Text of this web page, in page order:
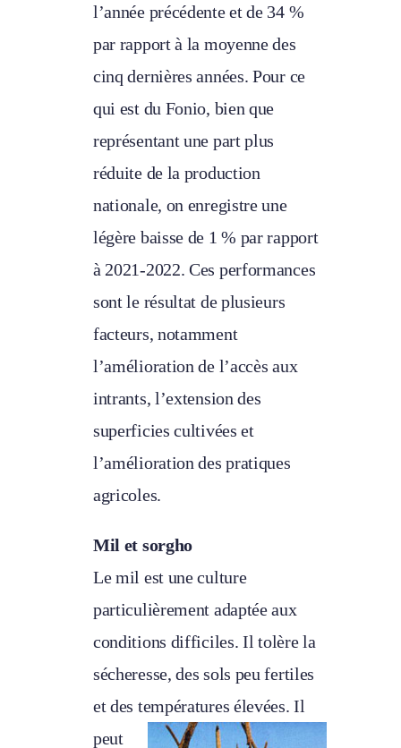
l’année précédente et de 34 %
par rapport à la moyenne des
cinq dernières années. Pour ce
qui est du Fonio, bien que
représentant une part plus
réduite de la production
nationale, on enregistre une
légère baisse de 1 % par rapport
à 2021-2022. Ces performances
sont le résultat de plusieurs
facteurs, notamment
l’amélioration de l’accès aux
intrants, l’extension des
superficies cultivées et
l’amélioration des pratiques
agricoles.
Mil et sorgho
Le mil est une culture
particulièrement adaptée aux
conditions difficiles. Il tolère la
sécheresse, des sols peu fertiles
et des températures élevées. Il
peut